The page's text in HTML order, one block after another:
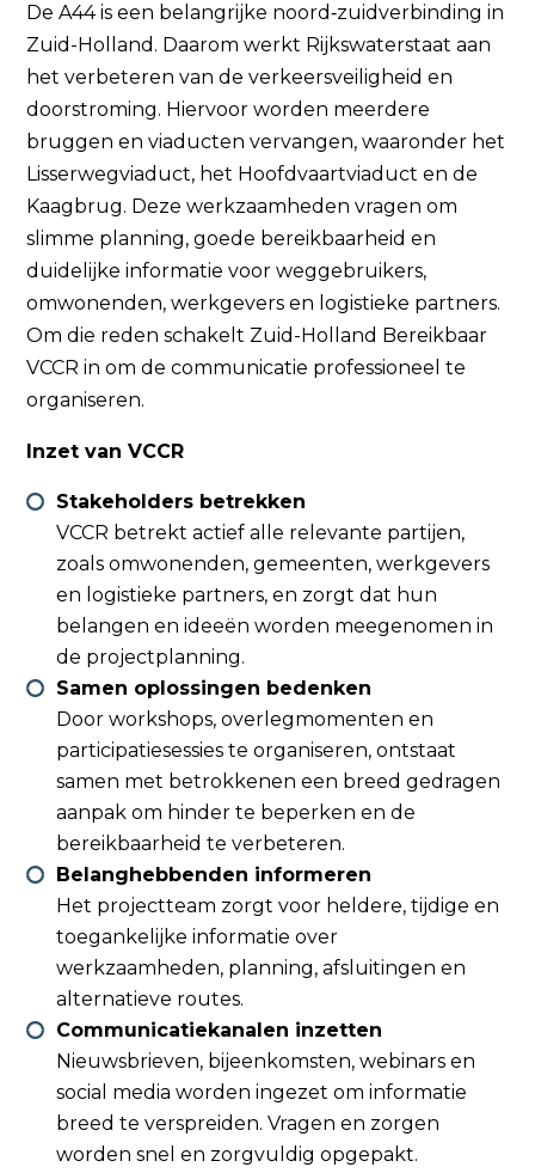
De A44 is een belangrijke noord‑zuidverbinding in
Zuid-Holland. Daarom werkt Rijkswaterstaat aan
het verbeteren van de verkeersveiligheid en
doorstroming. Hiervoor worden meerdere
bruggen en viaducten vervangen, waaronder het
Lisserwegviaduct, het Hoofdvaartviaduct en de
Kaagbrug. Deze werkzaamheden vragen om
slimme planning, goede bereikbaarheid en
duidelijke informatie voor weggebruikers,
omwonenden, werkgevers en logistieke partners.
Om die reden schakelt Zuid-Holland Bereikbaar
VCCR in om de communicatie professioneel te
organiseren.
Inzet van VCCR
Stakeholders betrekken
VCCR betrekt actief alle relevante partijen,
zoals omwonenden, gemeenten, werkgevers
en logistieke partners, en zorgt dat hun
belangen en ideeën worden meegenomen in
de projectplanning.
Samen oplossingen bedenken
Door workshops, overlegmomenten en
participatiesessies te organiseren, ontstaat
samen met betrokkenen een breed gedragen
aanpak om hinder te beperken en de
bereikbaarheid te verbeteren.
Belanghebbenden informeren
Het projectteam zorgt voor heldere, tijdige en
toegankelijke informatie over
werkzaamheden, planning, afsluitingen en
alternatieve routes.
Communicatiekanalen inzetten
Nieuwsbrieven, bijeenkomsten, webinars en
social media worden ingezet om informatie
breed te verspreiden. Vragen en zorgen
worden snel en zorgvuldig opgepakt.